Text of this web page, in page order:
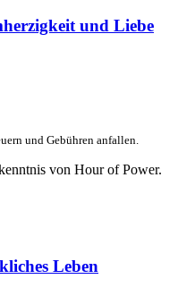
und Liebe
und Gebühren anfallen.
von Hour of Power.
Leben